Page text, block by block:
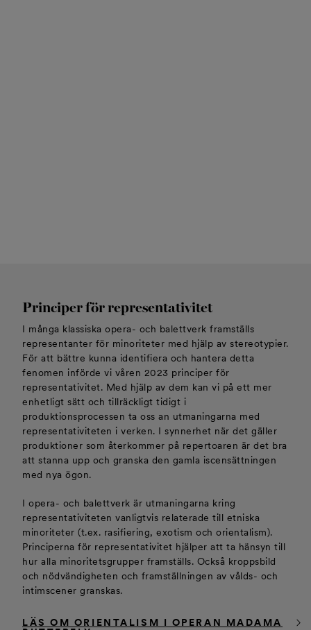
Principer för representativitet
I många klassiska opera- och balettverk framställs
representanter för minoriteter med hjälp av stereotypier.
För att bättre kunna identifiera och hantera detta
fenomen införde vi våren 2023 principer för
representativitet. Med hjälp av dem kan vi på ett mer
enhetligt sätt och tillräckligt tidigt i
produktionsprocessen ta oss an utmaningarna med
representativiteten i verken. I synnerhet när det gäller
produktioner som återkommer på repertoaren är det bra
att stanna upp och granska den gamla iscensättningen
med nya ögon.
I opera- och balettverk är utmaningarna kring
representativiteten vanligtvis relaterade till etniska
minoriteter (t.ex. rasifiering, exotism och orientalism).
Principerna för representativitet hjälper att ta hänsyn till
hur alla minoritetsgrupper framställs. Också kroppsbild
och nödvändigheten och framställningen av vålds- och
intimscener granskas.
LÄS OM ORIENTALISM I OPERAN MADAMA